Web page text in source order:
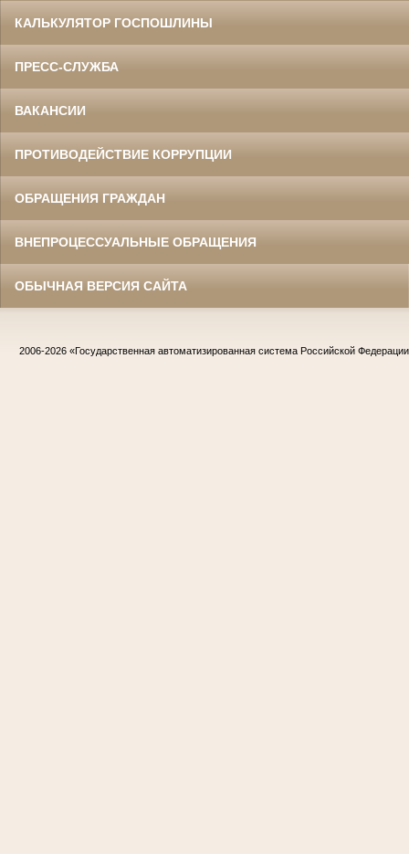
КАЛЬКУЛЯТОР ГОСПОШЛИНЫ
ПРЕСС-СЛУЖБА
ВАКАНСИИ
ПРОТИВОДЕЙСТВИЕ КОРРУПЦИИ
ОБРАЩЕНИЯ ГРАЖДАН
ВНЕПРОЦЕССУАЛЬНЫЕ ОБРАЩЕНИЯ
ОБЫЧНАЯ ВЕРСИЯ САЙТА
2006-2026 «Государственная автоматизированная система Российской